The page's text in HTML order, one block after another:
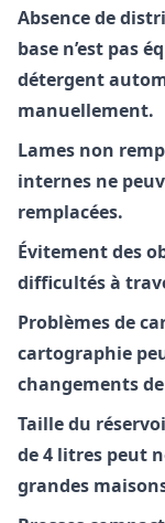
Absence de
base n’est pas
détergent
manuellement.
Lames non
internes ne
remplacées.
Évitement des
difficultés à
Problèmes de
cartographie
changements
Taille du
de 4 litres peut
grandes